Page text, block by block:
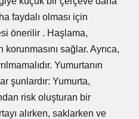
faydalı olması için
önerilir . Haşlama,
sağlar. Ayrıca,
Yumurtanın
şunlardır: Yumurta,
risk oluşturan bir
alırken, saklarken ve